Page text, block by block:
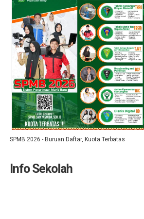
SPMB 2026 - Buruan Daftar, Kuota Terbatas
Info Sekolah